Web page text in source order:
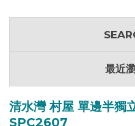
清水灣 村屋 單邊半獨
SPC2607
最近